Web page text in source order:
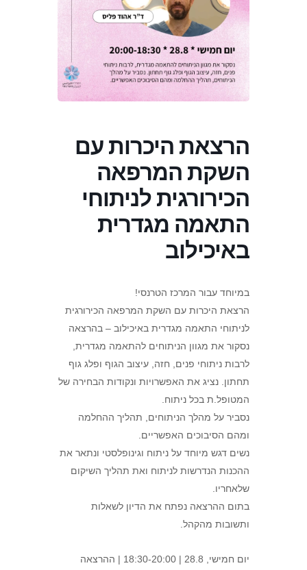
הרצאת היכרות עם
השקת המרפאה
הכירורגית לניתוחי
התאמה מגדרית
באיכילוב
במיוחד עבור המרכז הטרנסי!
הרצאת היכרות עם השקת המרפאה הכירורגית
לניתוחי התאמה מגדרית באיכילוב – בהרצאה
נסקור את מגוון הניתוחים להתאמה מגדרית,
לרבות ניתוחי פנים, חזה, עיצוב הגוף ופלג גוף
תחתון. נציג את האפשרויות ונקודות הבחירה של
המטופל.ת בכל ניתוח.
נסביר על מהלך הניתוחים, תהליך ההחלמה
ומהם הסיבוכים האפשריים.
נשים דגש מיוחד על ניתוח וגינופלסטי ונתאר את
ההכנות הנדרשות לניתוח ואת תהליך השיקום
שלאחריו.
בתום ההרצאה נפתח את הדיון לשאלות
ותשובות מהקהל.
יום חמישי, 28.8 | 18:30-20:00 | ההרצאה